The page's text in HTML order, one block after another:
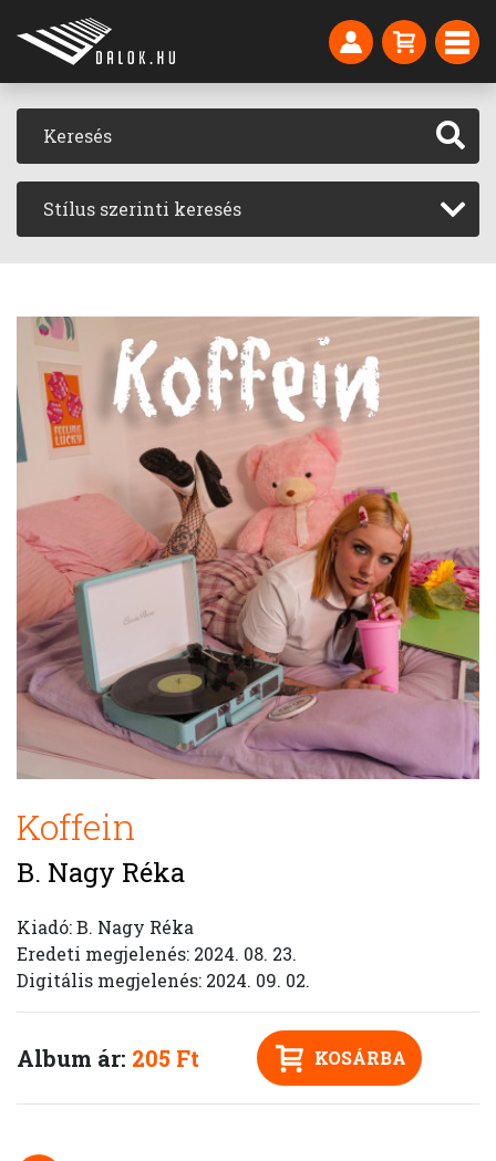
Stílus szerinti keresés
Koffein
B. Nagy Réka
Kiadó: B. Nagy Réka
Eredeti megjelenés: 2024. 08. 23.
Digitális megjelenés: 2024. 09. 02.
Album ár: 205 Ft KOSÁRBA